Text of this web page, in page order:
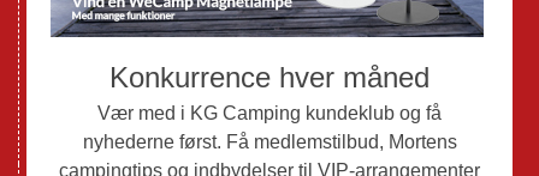
Webshop
Mortens Campingtips
KG Camping Kundeklub
Nyheder